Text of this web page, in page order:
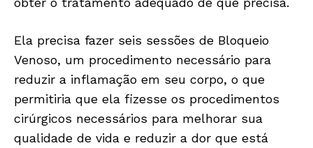
Ela precisa fazer seis sessões de Bloqueio
Venoso, um procedimento necessário para
reduzir a inflamação em seu corpo, o que
permitiria que ela fizesse os procedimentos
cirúrgicos necessários para melhorar sua
qualidade de vida e reduzir a dor que está